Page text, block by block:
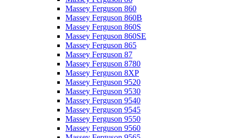
Massey Ferguson 860
Massey Ferguson 860B
Massey Ferguson 860S
Massey Ferguson 860SE
Massey Ferguson 865
Massey Ferguson 87
Massey Ferguson 8780
Massey Ferguson 8XP
Massey Ferguson 9520
Massey Ferguson 9530
Massey Ferguson 9540
Massey Ferguson 9545
Massey Ferguson 9550
Massey Ferguson 9560